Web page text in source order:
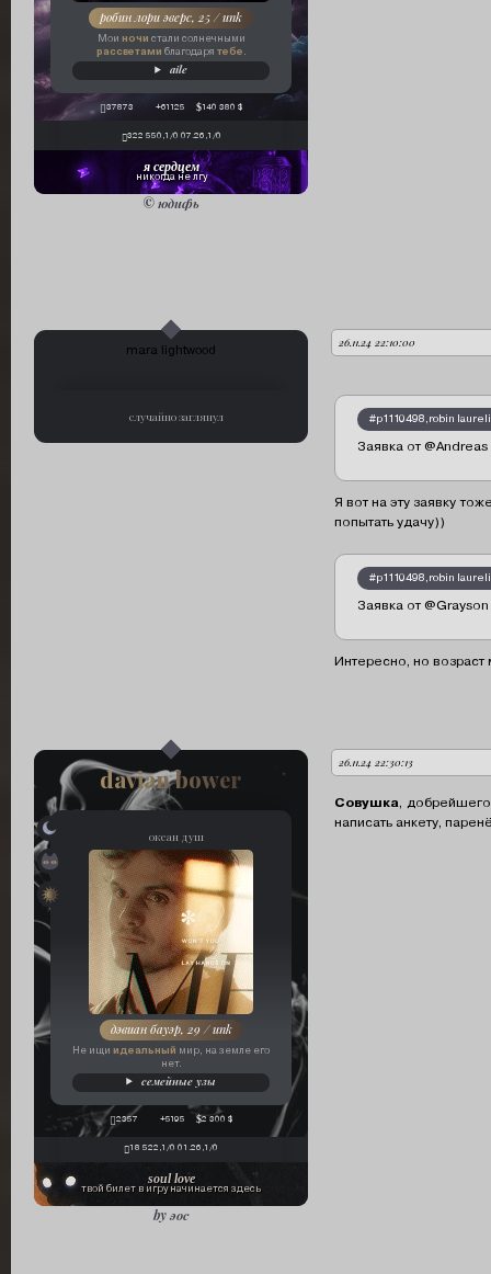
робин лори эверс, 25 / unk
Мои ночи стали солнечными
рассветами благодаря тебе
aile
37873 +61125 140 380 $
322 550,1/0 07.26,1/0
© юдифь
я сердцем
никогда не лгу
26.11.24 22:10:00
случайно заглянул
автор:
mara lightwood
#p1110498,robin
Заявка от
Я вот на эту заявку
попытать удачу))
#p1110498,robin
Заявка от
Интересно, но возраст
26.11.24 22:30:13
океан душ
дэвиан бауэр, 29 / unk
Не ищи идеальный мир, на земле его
нет.
семейные узы
эванурис одержимый демоном гнева
автор:
davian bower
орден «девять неизвестных»
2357 +5195 2 300 $
18 522,1/0 01.26,1/0
by эос
soul love
твой билет в игру начинается здесь
Совушка,
написать анкету,